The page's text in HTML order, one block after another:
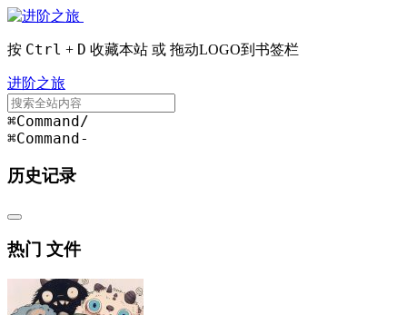
按 Ctrl + D 收藏本站 或 拖动LOGO到书签栏
进阶之旅
⌘Command/
⌘Command-
历史记录
热门 文件